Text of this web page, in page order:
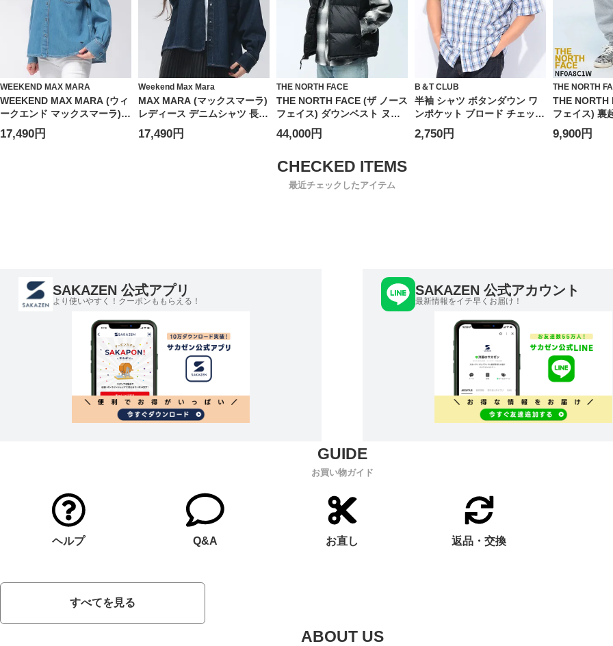
WEEKEND MAX MARA
WEEKEND MAX MARA (ウィ
ークエンド マックスマーラ)
レディース シャツ 長袖 ショ
ート丈 ワンポケット デニム
17,490円
Weekend Max Mara
MAX MARA (マックスマーラ)
レディース デニムシャツ 長袖
ロゴ ワンポイント ポケット
デニム シャツ ジャケット
17,490円
THE NORTH FACE
THE NORTH FACE (ザ ノース
フェイス) ダウンベスト ヌプ
シベスト フード収納 フルジッ
プ 700フィルパワー 1996
44,000円
B＆T CLUB
半袖 シャツ ボタンダウン ワ
ンポケット ブロード チェック
トップス チェック 大きいサイ
ズ メンズ
2,750円
THE NORTH
THE NORTH
フェイス) 裏
パンツ ジョ
イント スウ
9,900円
最近チェックしたアイテム
SAKAZEN 公式アプリ
より使いやすく！クーポンももらえる！
SAKAZEN 公式アカウント
最新情報をイチ早くお届け！
お買い物ガイド
ヘルプ Q&A お直し 返品・交換
すべてを見る